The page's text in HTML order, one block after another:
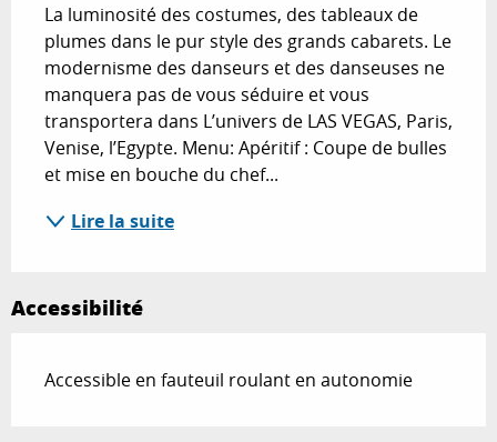
La luminosité des costumes, des tableaux de
plumes dans le pur style des grands cabarets. Le
modernisme des danseurs et des danseuses ne
manquera pas de vous séduire et vous
transportera dans L’univers de LAS VEGAS, Paris,
Venise, l’Egypte. Menu: Apéritif : Coupe de bulles
et mise en bouche du chef...
Lire la suite
Accessibilité
Accessible en fauteuil roulant en autonomie